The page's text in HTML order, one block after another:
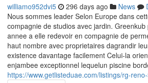
williamo952dvi5 296 days ago News
Nous sommes leader Selon Europe dans
compagnie de studios avec jardin.
annee a elle redevoir en compagnie de
haut nombre avec proprietaires dagrandir
existence davantage facilement Celui-la
enjambee exceptionnel lequelun piscine
https://www.getlisteduae.com/listings/rg-